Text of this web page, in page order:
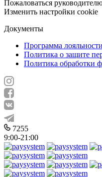
Пожаловаться
Изменить настройки cookie
Документы
Программа лояльности
Политика о защите
Политика обработки
7255
9:00-21:00